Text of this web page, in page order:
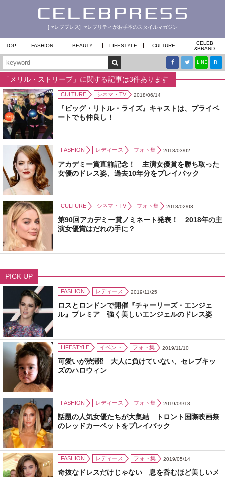
[セレブプレス] セレブリティがお手本のスタイルマガジン
TOP FASHION BEAUTY LIFESTYLE CULTURE
CELEB
&BRAND
LINE B!
「メリル・ストリープ」に関する記事は3件あります
CULTURE シネマ・TV 2018/06/14
『ビッグ・リトル・ライズ』キャストは、プライベ
ートでも仲良し！
FASHION レディース フォト集 2018/03/02
アカデミー賞直前記念！ 主演女優賞を勝ち取った
女優のドレス姿、過去10年分をプレイバック
CULTURE シネマ・TV フォト集 2018/02/03
第90回アカデミー賞ノミネート発表！ 2018年の主
演女優賞はだれの手に？
PICK UP
FASHION レディース 2019/11/25
ロスとロンドンで開催『チャーリーズ・エンジェ
ル』プレミア 強く美しいエンジェルのドレス姿
LIFESTYLE イベント フォト集 2019/11/10
可愛いが渋滞⁉ 大人に負けていない、セレブキッ
ズのハロウィン
FASHION レディース フォト集 2019/09/18
話題の人気女優たちが大集結 トロント国際映画祭
のレッドカーペットをプレイバック
FASHION レディース フォト集 2019/05/14
奇抜なドレスだけじゃない 息を呑むほど美しいメ